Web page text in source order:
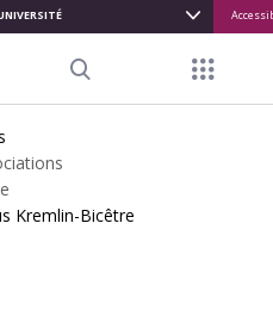
Menu
Kremlin-Bicêtre